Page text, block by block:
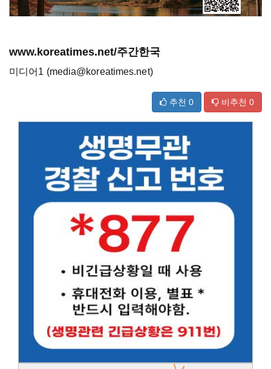
www.koreatimes.net/주간한국
미디어1 (media@koreatimes.net)
추천 0 비추천 0